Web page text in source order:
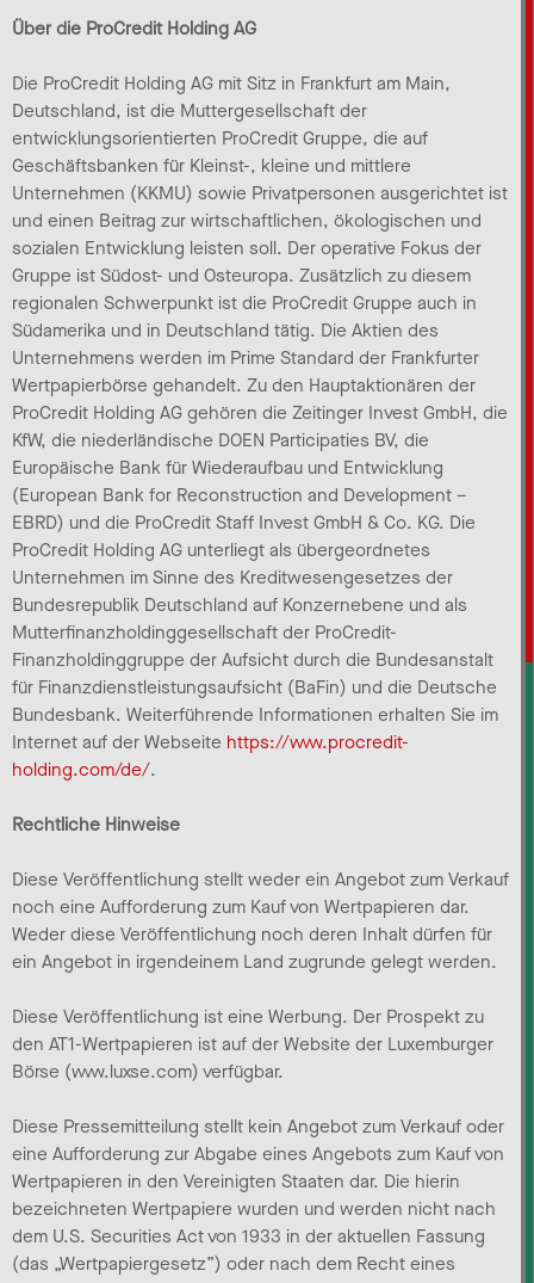
Über die ProCredit Holding AG
Die ProCredit Holding AG mit Sitz in Frankfurt am Main,
Deutschland, ist die Muttergesellschaft der
entwicklungsorientierten ProCredit Gruppe, die auf
Geschäftsbanken für Kleinst-, kleine und mittlere
Unternehmen (KKMU) sowie Privatpersonen ausgerichtet ist
und einen Beitrag zur wirtschaftlichen, ökologischen und
sozialen Entwicklung leisten soll. Der operative Fokus der
Gruppe ist Südost- und Osteuropa. Zusätzlich zu diesem
regionalen Schwerpunkt ist die ProCredit Gruppe auch in
Südamerika und in Deutschland tätig. Die Aktien des
Unternehmens werden im Prime Standard der Frankfurter
Wertpapierbörse gehandelt. Zu den Hauptaktionären der
ProCredit Holding AG gehören die Zeitinger Invest GmbH, die
KfW, die niederländische DOEN Participaties BV, die
Europäische Bank für Wiederaufbau und Entwicklung
(European Bank for Reconstruction and Development –
EBRD) und die ProCredit Staff Invest GmbH & Co. KG. Die
ProCredit Holding AG unterliegt als übergeordnetes
Unternehmen im Sinne des Kreditwesengesetzes der
Bundesrepublik Deutschland auf Konzernebene und als
Mutterfinanzholdinggesellschaft der ProCredit-
Finanzholdinggruppe der Aufsicht durch die Bundesanstalt
für Finanzdienstleistungsaufsicht (BaFin) und die Deutsche
Bundesbank. Weiterführende Informationen erhalten Sie im
Internet auf der Webseite https://www.procredit-
holding.com/de/.
Rechtliche Hinweise
Diese Veröffentlichung stellt weder ein Angebot zum Verkauf
noch eine Aufforderung zum Kauf von Wertpapieren dar.
Weder diese Veröffentlichung noch deren Inhalt dürfen für
ein Angebot in irgendeinem Land zugrunde gelegt werden.
Diese Veröffentlichung ist eine Werbung. Der Prospekt zu
den AT1-Wertpapieren ist auf der Website der Luxemburger
Börse (www.luxse.com) verfügbar.
Diese Pressemitteilung stellt kein Angebot zum Verkauf oder
eine Aufforderung zur Abgabe eines Angebots zum Kauf von
Wertpapieren in den Vereinigten Staaten dar. Die hierin
bezeichneten Wertpapiere wurden und werden nicht nach
dem U.S. Securities Act von 1933 in der aktuellen Fassung
(das „Wertpapiergesetz”) oder nach dem Recht eines